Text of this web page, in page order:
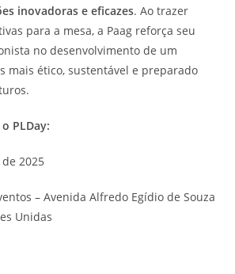
inovadoras e eficazes. Ao trazer
para a mesa, a Paag reforça seu
no desenvolvimento de um
mais ético, sustentável e preparado
PLDay:
2025
– Avenida Alfredo Egídio de Souza
Unidas